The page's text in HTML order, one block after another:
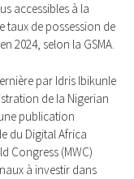
accessibles à la
taux de possession de
2024, selon la GSMA.
par Idris Ibikunle
de la Nigerian
publication
du Digital Africa
Congress (MWC)
à investir dans